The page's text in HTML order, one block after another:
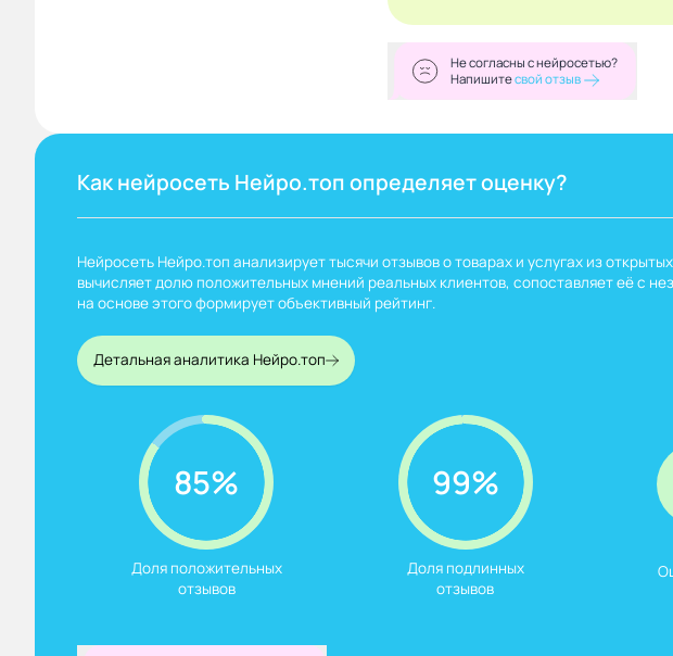
Не согласны с нейросетью?
Напишитесвой отзыв
Как нейросеть Нейро.топ определяет оценку?
Нейросеть Нейро.топ анализирует тысячи отзывов о товарах и услугах из
вычисляет долю положительных мнений реальных клиентов, сопоставляет её с
на основе этого формирует объективный рейтинг.
Детальная аналитика Нейро.топ
85%
Доля положительных
отзывов
99%
Доля подлинных
отзывов